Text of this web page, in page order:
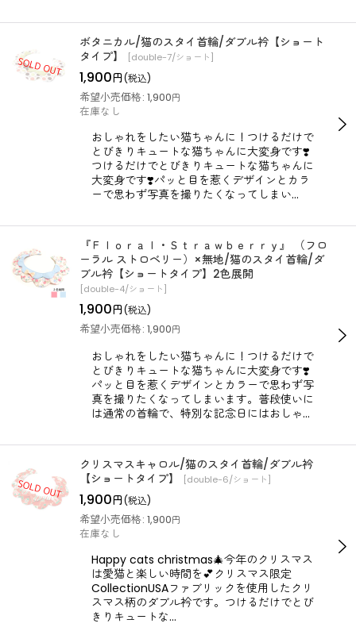
ボタニカル/猫のスタイ首輪/ダブル衿【ショート
タイプ】
[double-7/ショート]
1,900円(税込)
希望小売価格: 1,900円
在庫なし
おしゃれをしたい猫ちゃんに！つけるだけで
とびきりキュートな猫ちゃんに大変身です❣️
つけるだけでとびきりキュートな猫ちゃんに
大変身です❣️パッと目を惹くデザインとカラ
ーで思わず写真を撮りたくなってしまい…
『Ｆｌｏｒａｌ・Ｓｔｒａｗｂｅｒｒｙ』 （フロ
ーラル ストロベリー）×無地/猫のスタイ首輪/ダ
ブル衿【ショートタイプ】2色展開
[double-4/ショート]
1,900円(税込)
希望小売価格: 1,900円
おしゃれをしたい猫ちゃんに！つけるだけで
とびきりキュートな猫ちゃんに大変身です❣️
パッと目を惹くデザインとカラーで思わず写
真を撮りたくなってしまいます。普段使いに
は通常の首輪で、特別な記念日にはおしゃ…
クリスマスキャロル/猫のスタイ首輪/ダブル衿
【ショートタイプ】
[double-6/ショート]
1,900円(税込)
希望小売価格: 1,900円
在庫なし
Happy cats christmas🎄今年のクリスマス
は愛猫と楽しい時間を💕クリスマス限定
CollectionUSAファブリックを使用したクリ
スマス柄のダブル衿です。つけるだけでとび
きりキュートな…